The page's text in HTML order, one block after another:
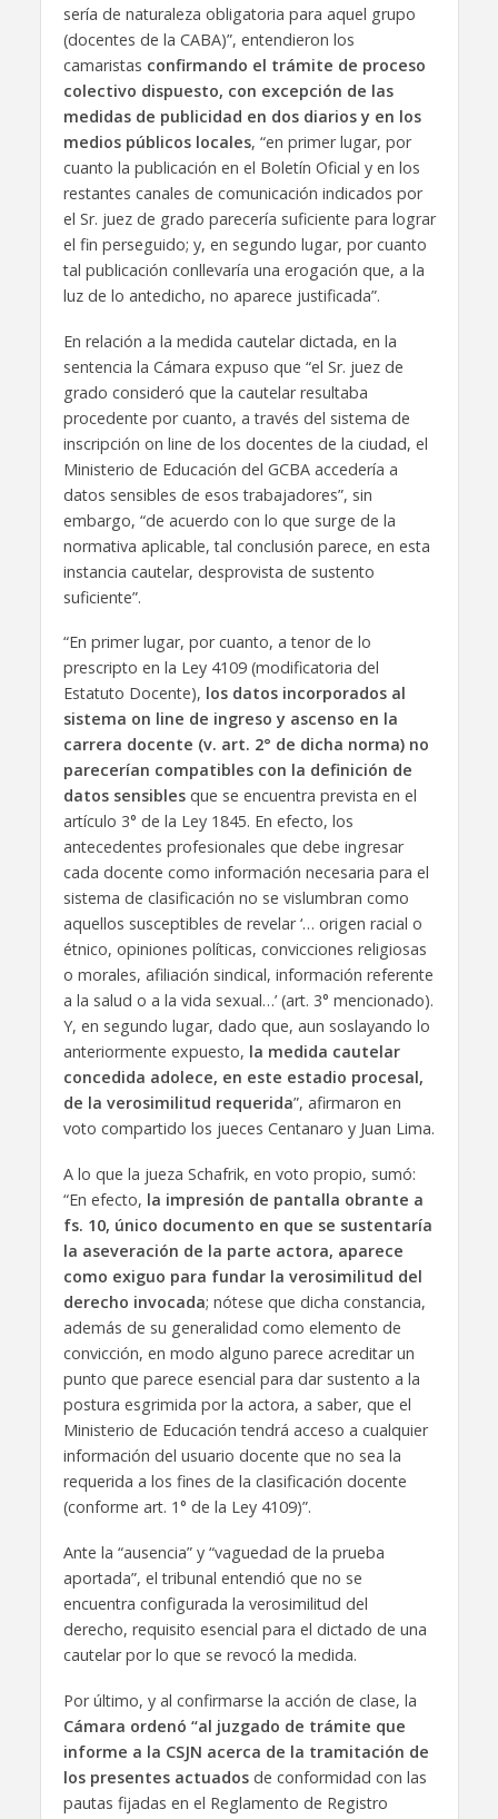
sería de naturaleza obligatoria para aquel grupo
(docentes de la CABA)”, entendieron los
camaristas confirmando el trámite de proceso
colectivo dispuesto, con excepción de las
medidas de publicidad en dos diarios y en los
medios públicos locales, “en primer lugar, por
cuanto la publicación en el Boletín Oficial y en los
restantes canales de comunicación indicados por
el Sr. juez de grado parecería suficiente para lograr
el fin perseguido; y, en segundo lugar, por cuanto
tal publicación conllevaría una erogación que, a la
luz de lo antedicho, no aparece justificada”.
En relación a la medida cautelar dictada, en la
sentencia la Cámara expuso que “el Sr. juez de
grado consideró que la cautelar resultaba
procedente por cuanto, a través del sistema de
inscripción on line de los docentes de la ciudad, el
Ministerio de Educación del GCBA accedería a
datos sensibles de esos trabajadores”, sin
embargo, “de acuerdo con lo que surge de la
normativa aplicable, tal conclusión parece, en esta
instancia cautelar, desprovista de sustento
suficiente”.
“En primer lugar, por cuanto, a tenor de lo
prescripto en la Ley 4109 (modificatoria del
Estatuto Docente), los datos incorporados al
sistema on line de ingreso y ascenso en la
carrera docente (v. art. 2° de dicha norma) no
parecerían compatibles con la definición de
datos sensiblesque se encuentra prevista en el
artículo 3° de la Ley 1845. En efecto, los
antecedentes profesionales que debe ingresar
cada docente como información necesaria para el
sistema de clasificación no se vislumbran como
aquellos susceptibles de revelar ‘… origen racial o
étnico, opiniones políticas, convicciones religiosas
o morales, afiliación sindical, información referente
a la salud o a la vida sexual…’ (art. 3° mencionado).
Y, en segundo lugar, dado que, aun soslayando lo
anteriormente expuesto, la medida cautelar
concedida adolece, en este estadio procesal,
de la verosimilitud requerida”, afirmaron en
voto compartido los jueces Centanaro y Juan Lima.
A lo que la jueza Schafrik, en voto propio, sumó:
“En efecto, la impresión de pantalla obrante a
fs. 10, único documento en que se sustentaría
la aseveración de la parte actora, aparece
como exiguo para fundar la verosimilitud del
derecho invocada; nótese que dicha constancia,
además de su generalidad como elemento de
convicción, en modo alguno parece acreditar un
punto que parece esencial para dar sustento a la
postura esgrimida por la actora, a saber, que el
Ministerio de Educación tendrá acceso a cualquier
información del usuario docente que no sea la
requerida a los fines de la clasificación docente
(conforme art. 1° de la Ley 4109)”.
Ante la “ausencia” y “vaguedad de la prueba
aportada”, el tribunal entendió que no se
encuentra configurada la verosimilitud del
derecho, requisito esencial para el dictado de una
cautelar por lo que se revocó la medida.
Por último, y al confirmarse la acción de clase, la
Cámara ordenó “al juzgado de trámite que
informe a la CSJN acerca de la tramitación de
los presentes actuadosde conformidad con las
pautas fijadas en el Reglamento de Registro